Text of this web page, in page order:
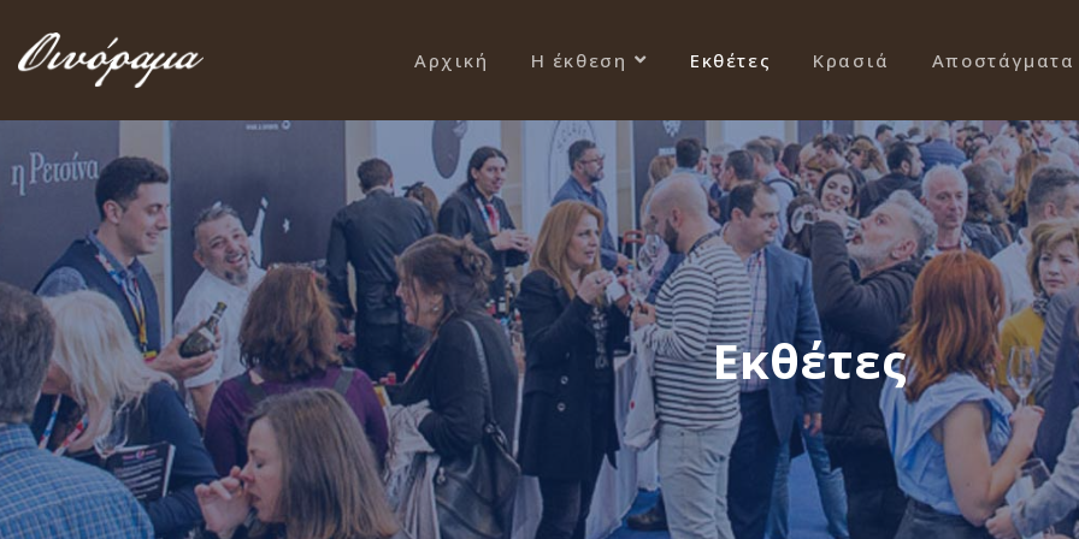
Αρχική Η έκθεση Εκθέτες Κρασιά Αποστάγματα
Εκθέτες